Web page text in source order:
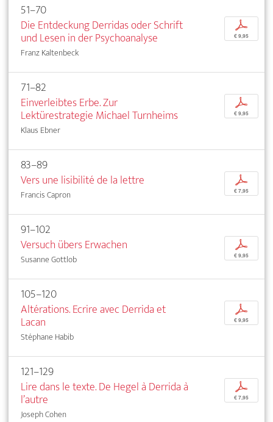
51–70
Die Entdeckung Derridas oder Schrift
und Lesen in der Psychoanalyse
Franz Kaltenbeck
p
€ 9,95
71–82
Einverleibtes Erbe. Zur
Lektürestrategie Michael Turnheims
Klaus Ebner
p
€ 9,95
83–89
Vers une lisibilité de la lettre
Francis Capron
p
€ 7,95
91–102
Versuch übers Erwachen
Susanne Gottlob
p
€ 9,95
105–120
Altérations. Ecrire avec Derrida et
Lacan
Stéphane Habib
p
€ 9,95
121–129
Lire dans le texte. De Hegel à Derrida à
l’autre
Joseph Cohen
p
€ 7,95